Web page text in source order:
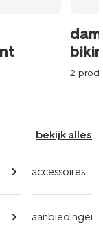
2
bekijk alles
accessoires
aanbiedingen